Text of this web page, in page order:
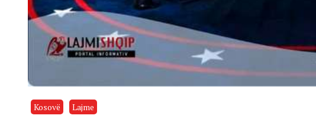
Kosovë Lajme